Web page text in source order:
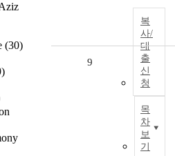
(30)
복
사/
대
출
신
청
목
차
보
기
9